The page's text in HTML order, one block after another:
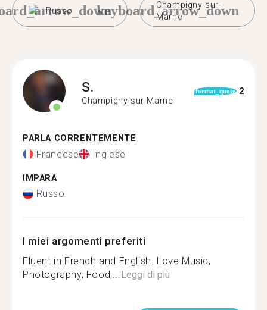
Russo
Champigny-sur-
Marne
keyboard_arrow_down
S.
Champigny-sur-Marne
format_quote 2
PARLA CORRENTEMENTE
Francese Inglese
IMPARA
Russo
I miei argomenti preferiti
Fluent in French and English. Love Music,
Photography, Food,...Leggi di più